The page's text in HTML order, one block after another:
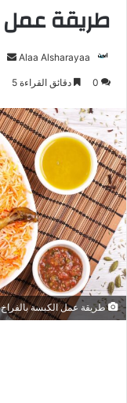
طريقة عمل
Alaa Alsharayaa
0 دقائق القراءة 5
طريقة عمل الكبسة بالفراخ